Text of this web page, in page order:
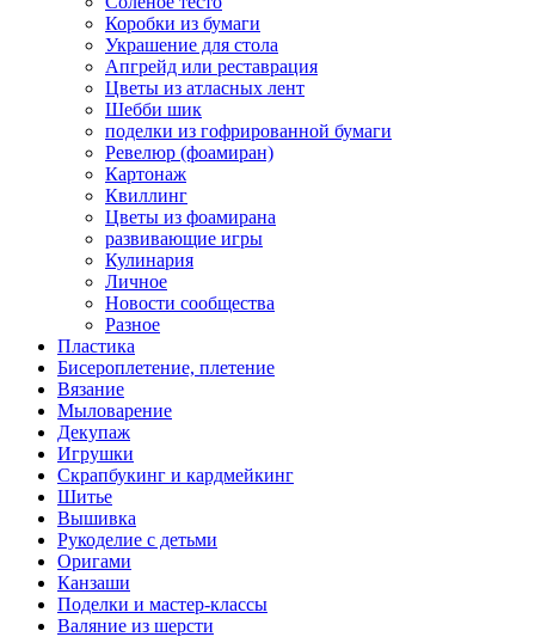
Коробки из бумаги
Украшение для стола
Апгрейд или реставрация
Цветы из атласных лент
Шебби шик
поделки из гофрированной бумаги
Ревелюр (фоамиран)
Картонаж
Квиллинг
Цветы из фоамирана
развивающие игры
Кулинария
Личное
Новости сообщества
Разное
Пластика
Бисероплетение, плетение
Вязание
Мыловарение
Декупаж
Игрушки
Скрапбукинг и кардмейкинг
Шитье
Вышивка
Рукоделие с детьми
Оригами
Канзаши
Поделки и мастер-классы
Валяние из шерсти